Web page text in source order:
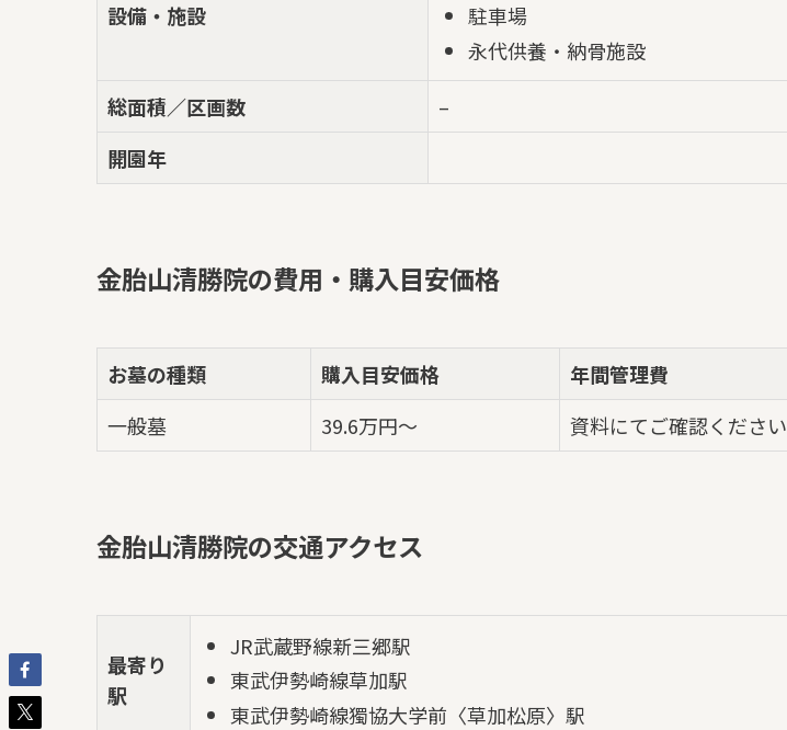
設備・施設
駐車場
永代供養・納骨施設
総面積／区画数
–
開園年
金胎山清勝院の費用・購入目安価格
お墓の種類 購入目安価格
年間管理費
一般墓
39.6万円～ 資料にてご確認ください
金胎山清勝院の交通アクセス
最寄り
駅
JR武蔵野線新三郷駅
東武伊勢崎線草加駅
東武伊勢崎線獨協大学前〈草加松原〉駅